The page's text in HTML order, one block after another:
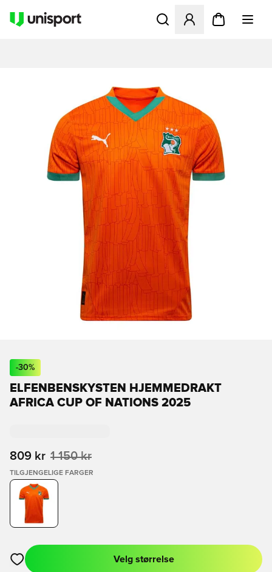
Åpner en Modal for å
-30%
ELFENBENSKYSTEN HJEMMEDRAKT
AFRICA CUP OF NATIONS 2025
809 kr 1 150 kr
TILGJENGELIGE FARGER
Åpner en Modal for å logge inn eller registrere deg som
Velg størrelse